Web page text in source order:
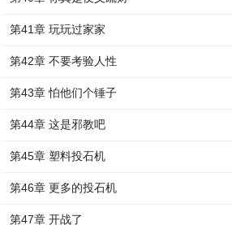
第41章 玩玩过家家
第42章 不要考验人性
第43章 怕他们个锤子
第44章 这是邪教吧
第45章 塑料投石机
第46章 更多的投石机
第47章 开战了